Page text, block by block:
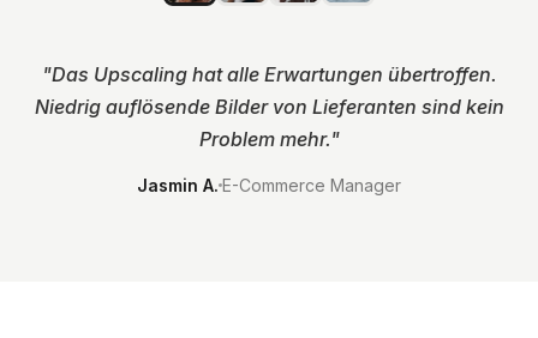
"Das Upscaling hat alle Erwartungen übertroffen.
Niedrig auflösende Bilder von Lieferanten sind kein
Problem mehr."
Jasmin A. E-Commerce Manager